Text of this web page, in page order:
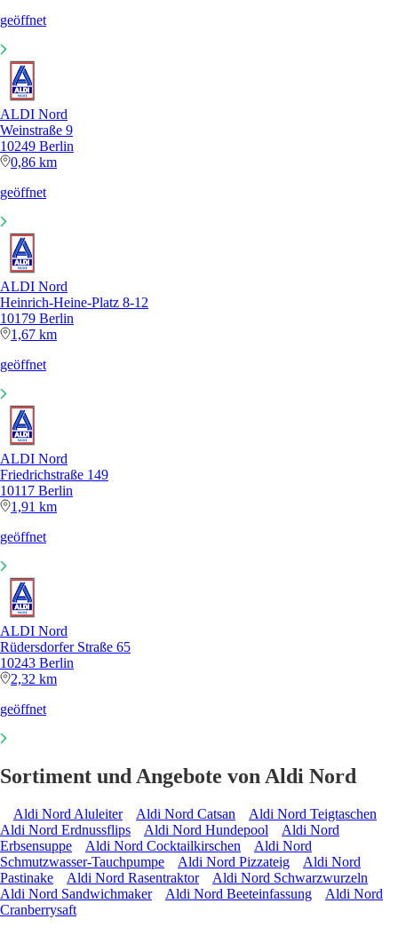
geöffnet
ALDI Nord
Weinstraße 9
10249 Berlin
0,86 km
geöffnet
ALDI Nord
Heinrich-Heine-Platz 8-12
10179 Berlin
1,67 km
geöffnet
ALDI Nord
Friedrichstraße 149
10117 Berlin
1,91 km
geöffnet
ALDI Nord
Rüdersdorfer Straße 65
10243 Berlin
2,32 km
geöffnet
Sortiment und Angebote von Aldi Nord
Aldi Nord Aluleiter Aldi Nord Catsan
Aldi Nord Teigtaschen
Aldi Nord Erdnussflips
Aldi Nord Hundepool
Aldi Nord
Erbsensuppe
Aldi Nord Cocktailkirschen
Aldi Nord
Schmutzwasser-Tauchpumpe
Aldi Nord Pizzateig
Aldi Nord
Pastinake
Aldi Nord Rasentraktor
Aldi Nord Schwarzwurzeln
Aldi Nord Sandwichmaker
Aldi Nord Beeteinfassung
Aldi Nord
Cranberrysaft